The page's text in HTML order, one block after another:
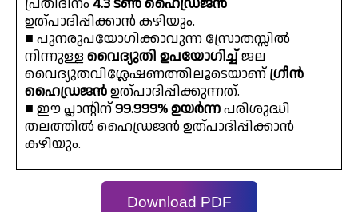
ഉത്പാദിപ്പിക്കാൻ കഴിയും.
■ പുനരുപയോഗിക്കാവുന്ന സ്രോതസ്സിൽ
നിന്നുള്ള വൈദ്യുതി ഉപയോഗിച്ച്ജല
വൈദ്യുതവിശ്ലേഷണത്തിലൂടെയാണ്ഗ്രീൻ
ഹൈഡ്രജൻഉത്പാദിപ്പിക്കുന്നത്.
■ ഈ പ്ലാൻ്റിന്99.999% ഉയർന്നപരിശുദ്ധി
തലത്തിൽ ഹൈഡ്രജൻ ഉത്പാദിപ്പിക്കാൻ
കഴിയും.
Download PDF